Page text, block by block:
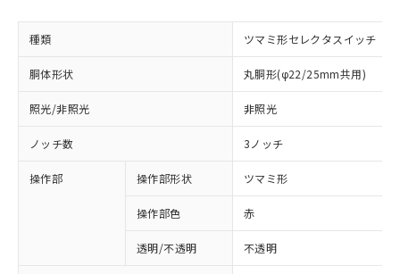
種類 ツマミ形セレクタスイッチ
胴体形状 丸胴形(φ22/25mm共用)
照光/非照光 非照光
ノッチ数 3ノッチ
操作部 操作部形状 ツマミ形
操作部色 赤
透明/不透明 不透明